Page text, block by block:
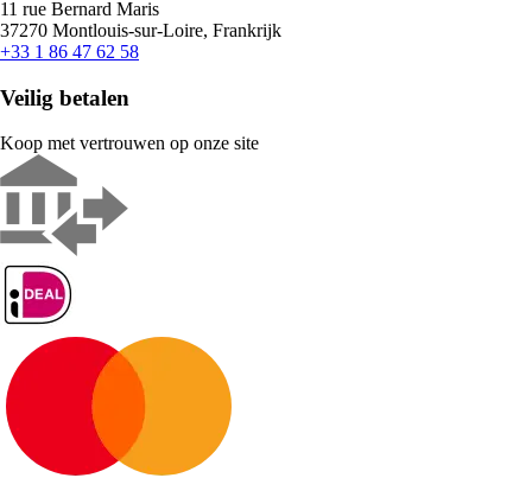
11 rue Bernard Maris
37270 Montlouis-sur-Loire, Frankrijk
+33 1 86 47 62 58
Veilig betalen
Koop met vertrouwen op onze site